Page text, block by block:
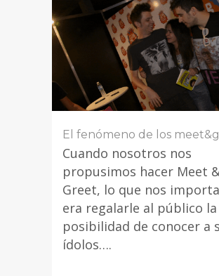
El fenómeno de los
Cuando nosotros nos
propusimos hacer Meet &
Greet, lo que nos
era regalarle al público la
posibilidad de conocer a
ídolos….